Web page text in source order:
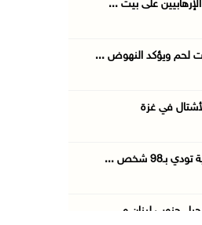
على بيت ...
لحم ويؤكد النهوض ...
في غزة
شخص ...
جنوب لبنان و ...